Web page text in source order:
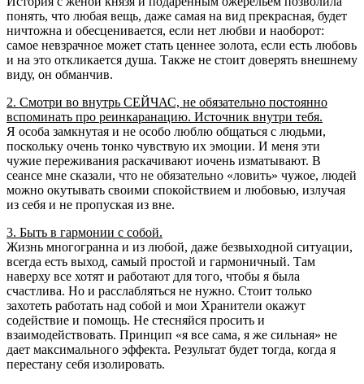
понять, что любая вещь, даже самая на вид прекрасная, будет
ничтожна и обесценивается, если нет любви и наоборот:
самое невзрачное может стать ценнее золота, если есть любовь
и на это откликается душа. Также не стоит доверять внешнему
виду, он обманчив.
2. Смотри во внутрь СЕЙЧАС, не обязательно постоянно
вспоминать про реинкаранацию. Источник внутри тебя.
Я особа замкнутая и не особо люблю общаться с людьми,
поскольку очень тонко чувствую их эмоции. И меня эти
чужие переживания раскачивают иочень изматывают. В
сеансе мне сказали, что не обязательно «ловить» чужое, людей
можно окутывать своими спокойствием и любовью, излучая
из себя и не пропуская из вне.
3. Быть в гармонии с собой.
Жизнь многогранна и из любой, даже безвыходной ситуации,
всегда есть выход, самый простой и гармоничный. Там
наверху все хотят и работают для того, чтобы я была
счастлива. Но и расслабляться не нужно. Стоит только
захотеть работать над собой и мои Хранители окажут
содействие и помощь. Не стесняйся просить и
взаимодействовать. Принцип «я все сама, я же сильная» не
дает максимального эффекта. Результат будет тогда, когда я
перестану себя изолировать.